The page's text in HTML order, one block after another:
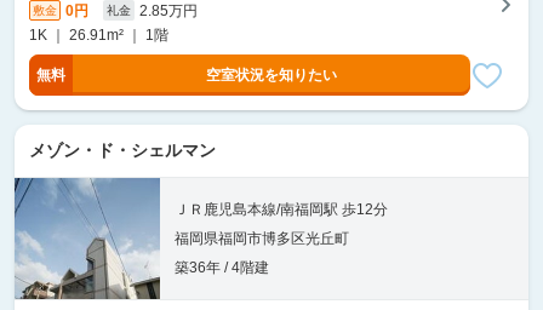
敷金 0円 礼金
2.85万円
1K ｜ 26.91m² ｜ 1階
無料 空室状況を知りたい
メゾン・ド・シェルマン
ＪＲ鹿児島本線/南福岡駅 歩12分
福岡県福岡市博多区光丘町
築36年 / 4階建